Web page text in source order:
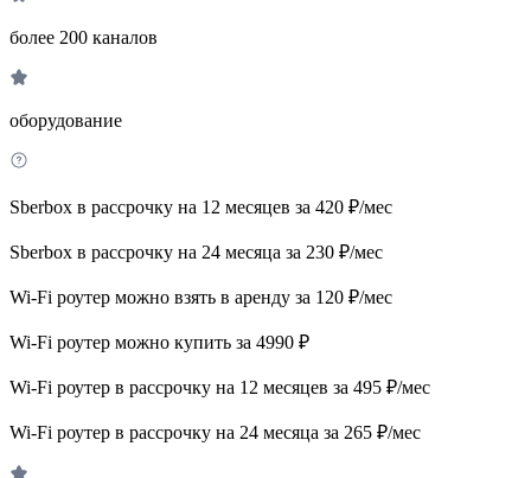
более 200 каналов
оборудование
Sberbox в рассрочку на 12 месяцев за 420 ₽/мес
Sberbox в рассрочку на 24 месяца за 230 ₽/мес
Wi-Fi роутер можно взять в аренду за 120 ₽/мес
Wi-Fi роутер можно купить за 4990 ₽
Wi-Fi роутер в рассрочку на 12 месяцев за 495 ₽/мес
Wi-Fi роутер в рассрочку на 24 месяца за 265 ₽/мес